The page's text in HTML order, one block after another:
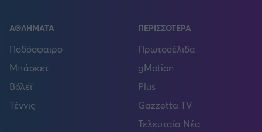
ΑΘΛΗΜΑΤΑ
Ποδόσφαιρο
Μπάσκετ
Βόλεϊ
Τέννις
ΠΕΡΙΣΣΟΤΕΡΑ
Πρωτοσέλιδα
gMotion
Plus
Gazzetta TV
Τελευταία Νέα